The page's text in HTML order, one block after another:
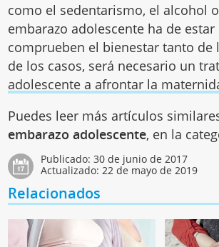
como el sedentarismo, el alcohol
embarazo adolescente ha de
comprueben el bienestar tanto de
de los casos, será necesario un
adolescente a afrontar la
Puedes leer más artículos
embarazo adolescente, en la
Publicado:30 de junio de 2017
Actualizado:22 de mayo de 2019
Relacionados